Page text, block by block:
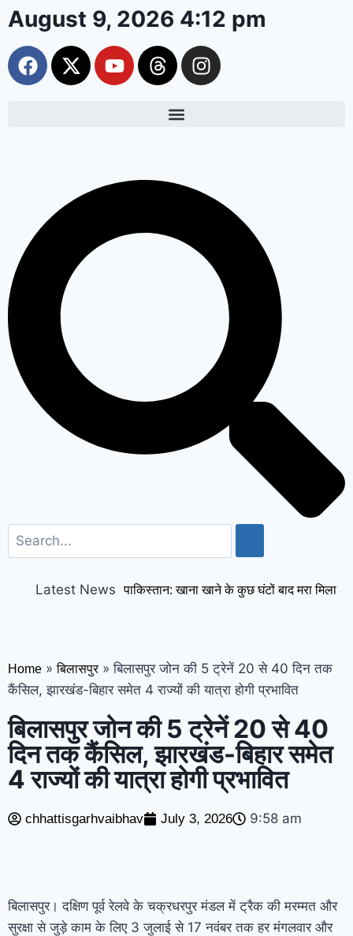
August 9, 2026 4:12 pm
Latest News पाकिस्तान: खाना खाने के कुछ घंटों बाद मरा मिला
एलान, मथुरा में श्रीकृष्ण जन्मभूमि पर छह दिसंबर
को होगी कारसेवा कटघोरा में पहली बार मनोरोग एवं
त्वचा रोग विशेषज्ञों की नि:शुल्क ओपीडी 11 अगस्त
को कोरबा: एनकेएच में 11 से 14 अगस्त तक
नि:शुल्क डेंटल ओपीडी कैंप ‘Gen Z ऐसी ताकत है
आज भी बारिश का अलर्ट, बिजली गिरने की
Home » बिलासपुर » बिलासपुर जोन की 5 ट्रेनें 20 से 40 दिन तक
कैंसिल, झारखंड-बिहार समेत 4 राज्यों की यात्रा होगी प्रभावित
बिलासपुर जोन की 5 ट्रेनें 20 से 40
दिन तक कैंसिल, झारखंड-बिहार समेत
4 राज्यों की यात्रा होगी प्रभावित
chhattisgarhvaibhav July 3, 2026 9:58 am
बिलासपुर। दक्षिण पूर्व रेलवे के चक्रधरपुर मंडल में ट्रैक की मरम्मत और
सुरक्षा से जुड़े काम के लिए 3 जुलाई से 17 नवंबर तक हर मंगलवार और